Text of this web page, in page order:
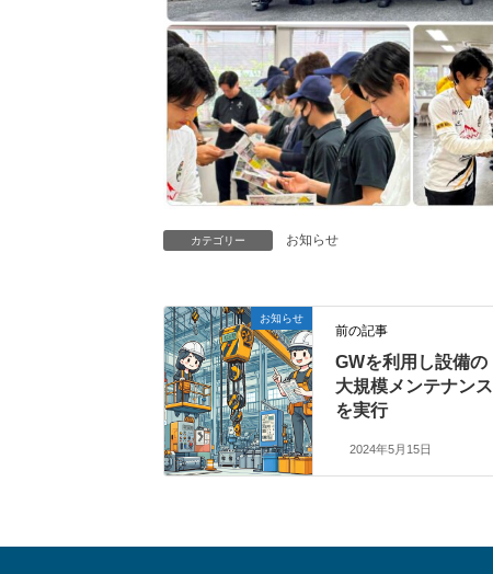
カテゴリー お知らせ
お知らせ
前の記事
GWを利用し設備の
大規模メンテナンス
を実行
2024年5月15日